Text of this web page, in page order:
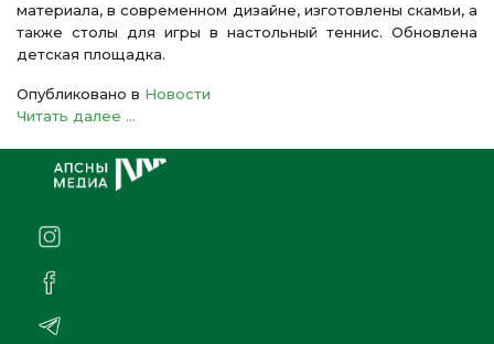
материала, в современном дизайне, изготовлены скамьи, а
также столы для игры в настольный теннис. Обновлена
детская площадка.
Опубликовано в Новости
Читать далее ...